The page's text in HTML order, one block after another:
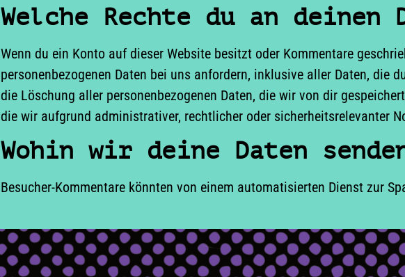
Welche Rechte du an deinen
Wenn du ein Konto auf dieser Website besitzt oder Kommentare
personenbezogenen Daten bei uns anfordern, inklusive aller Daten, die
die Löschung aller personenbezogenen Daten, die wir von dir
die wir aufgrund administrativer, rechtlicher oder sicherheitsrelevanter
Wohin wir deine Daten
Besucher-Kommentare könnten von einem automatisierten Dienst zur